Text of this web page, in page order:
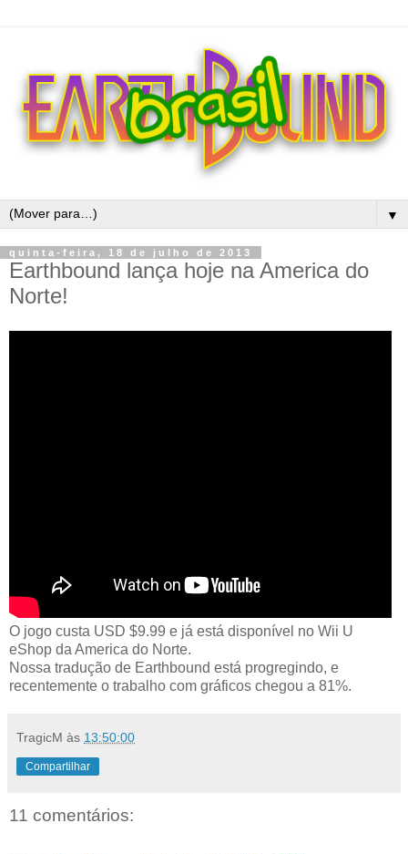
▼
quinta-feira, 18 de julho de 2013
Earthbound lança hoje na America do
Norte!
O jogo custa USD $9.99 e já está disponível no Wii U
eShop da America do Norte.
Nossa tradução de Earthbound está progregindo, e
recentemente o trabalho com gráficos chegou a 81%.
TragicM às 13:50:00
Compartilhar
11 comentários: